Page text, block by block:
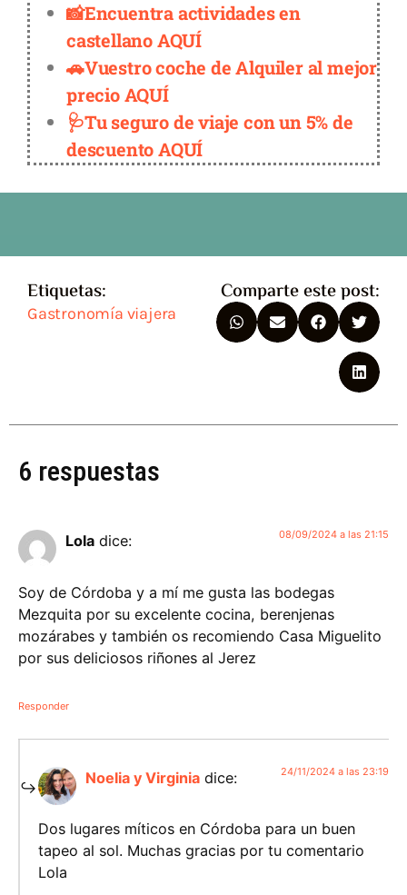
📸Encuentra actividades en
castellano AQUÍ
🚗Vuestro coche de Alquiler al mejor
precio AQUÍ
🩺Tu seguro de viaje con un 5% de
descuento AQUÍ
Etiquetas:
Gastronomía viajera
Comparte este post:
6 respuestas
Lola dice: 08/09/2024 a las 21:15
Soy de Córdoba y a mí me gusta las bodegas
Mezquita por su excelente cocina, berenjenas
mozárabes y también os recomiendo Casa Miguelito
por sus deliciosos riñones al Jerez
Responder
Noelia y Virginia dice: 24/11/2024 a las 23:19
Dos lugares míticos en Córdoba para un buen
tapeo al sol. Muchas gracias por tu comentario
Lola